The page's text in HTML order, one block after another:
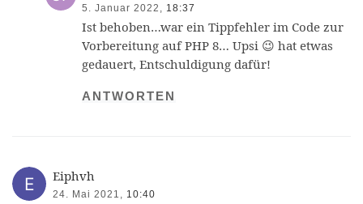
5. Januar 2022, 18:37
Ist behoben…war ein Tippfehler im Code zur
Vorbereitung auf PHP 8… Upsi 😉 hat etwas
gedauert, Entschuldigung dafür!
ANTWORTEN
Eiphvh
24. Mai 2021, 10:40